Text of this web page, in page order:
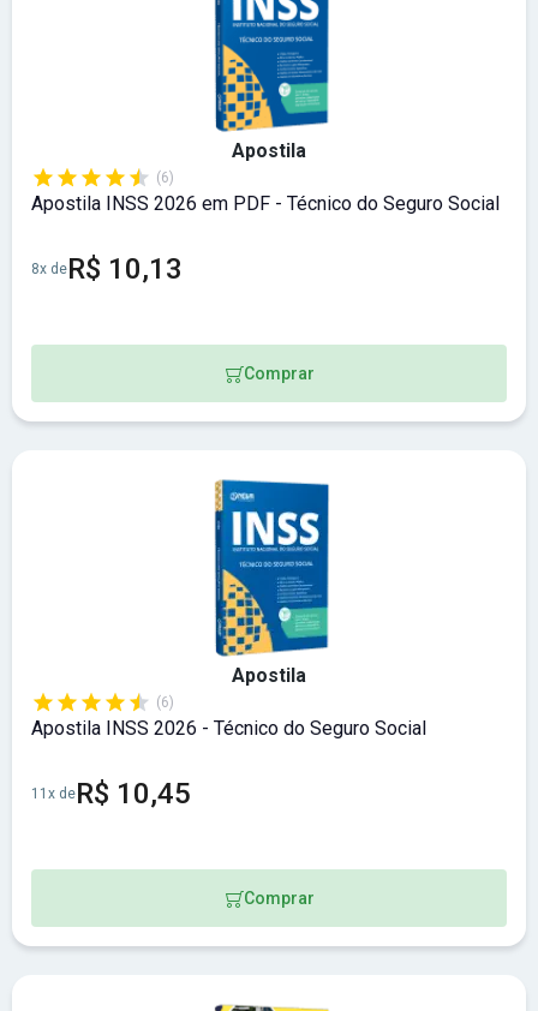
Apostila
(6)
Apostila INSS 2026 em PDF - Técnico do Seguro Social
8x deR$ 10,13
Comprar
Apostila
(6)
Apostila INSS 2026 - Técnico do Seguro Social
11x deR$ 10,45
Comprar